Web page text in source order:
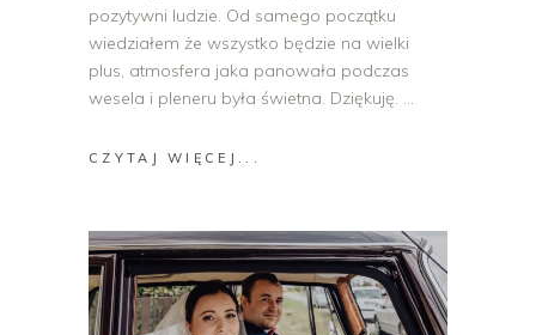
pozytywni ludzie. Od samego początku
wiedziałem że wszystko będzie na wielki
plus, atmosfera jaka panowała podczas
wesela i pleneru była świetna. Dziękuję.
CZYTAJ WIĘCEJ...